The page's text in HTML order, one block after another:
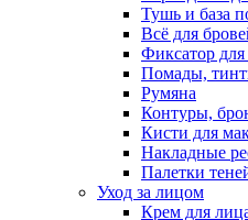
Тушь и база
Всё для
Фиксатор для
Помады,
Румяна
Контуры,
Кисти для
Накладные
Палетки
Уход за лицом
Крем для